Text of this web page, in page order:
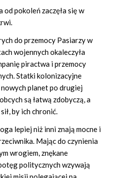
pokoleń zaczęła się w
do przemocy Pasiarzy w
wojennych okaleczyła
piractwa i przemocy
Statki kolonizacyjne
planet po drugiej
są łatwą zdobyczą, a
by ich chronić.
lepiej niż inni znają mocne i
Mając do czynienia
wrogiem, znękane
politycznych wzywają